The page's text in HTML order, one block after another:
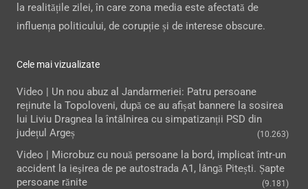
la realitățile zilei, în care zona media este afectată de
influența politicului, de corupție și de interese obscure.
Cele mai vizualizate
Video | Un nou abuz al Jandarmeriei: Patru persoane
reținute la Topoloveni, după ce au afișat bannere la sosirea
lui Liviu Dragnea la întâlnirea cu simpatizanții PSD din
județul Argeș
(10.263)
Video | Microbuz cu nouă persoane la bord, implicat într-un
accident la ieşirea de pe autostrada A1, lângă Pitești. Șapte
persoane rănite
(9.181)